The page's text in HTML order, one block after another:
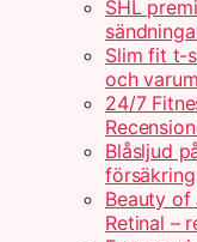
SHL
Slim fit t-
och
24/7
Blåsljud
försäkring
Beauty of
Retinal –